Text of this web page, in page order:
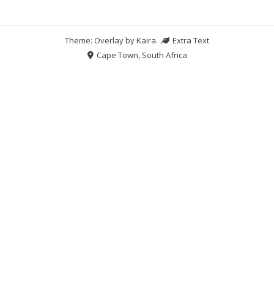
Theme: Overlay byKaira.
Extra Text
Cape Town, South Africa